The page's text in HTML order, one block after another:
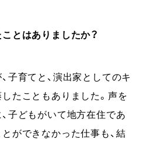
とはありましたか？
子育てと、演出家としてのキ
たこともありました。声を
子どもがいて地方在住であ
ができなかった仕事も、結